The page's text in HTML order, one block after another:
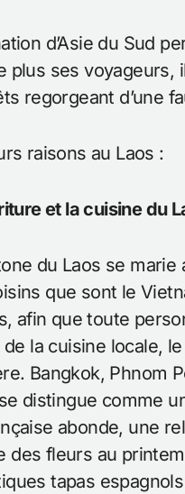
d’Asie du Sud
plus ses voyageurs,
regorgeant d’une
raisons au Laos :
et la cuisine du
du Laos se
que sont le
afin que toute
la cuisine locale,
Bangkok, Phnom
distingue comme
abonde, une
des fleurs au
tapas